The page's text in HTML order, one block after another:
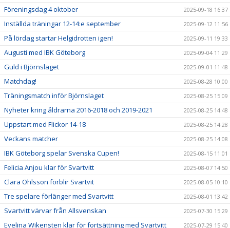
Föreningsdag 4 oktober 2025-09-18 16:37
Inställda träningar 12-14:e september 2025-09-12 11:56
På lördag startar Helgidrotten igen! 2025-09-11 19:33
Augusti med IBK Göteborg 2025-09-04 11:29
Guld i Björnslaget 2025-09-01 11:48
Matchdag! 2025-08-28 10:00
Träningsmatch inför Björnslaget 2025-08-25 15:09
Nyheter kring åldrarna 2016-2018 och 2019-2021 2025-08-25 14:48
Uppstart med Flickor 14-18 2025-08-25 14:28
Veckans matcher 2025-08-25 14:08
IBK Göteborg spelar Svenska Cupen! 2025-08-15 11:01
Felicia Anjou klar för Svartvitt 2025-08-07 14:50
Clara Ohlsson förblir Svartvit 2025-08-05 10:10
Tre spelare förlänger med Svartvitt 2025-08-01 13:42
Svartvitt värvar från Allsvenskan 2025-07-30 15:29
Evelina Wikensten klar för fortsättning med Svartvitt 2025-07-29 15:40